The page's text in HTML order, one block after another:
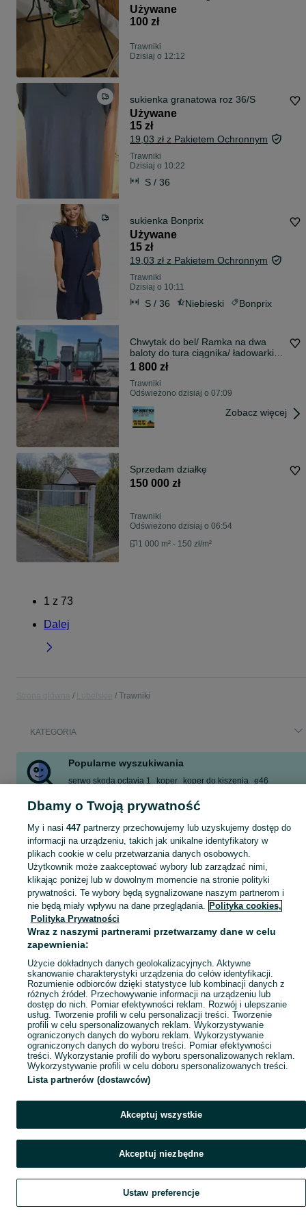
Używane
100 zł
Trawniki
Dzisiaj o 12:12
sukienka granatowa roz 36/S
Używane
15 zł
19,03 zł z Pakietem Ochronnym
Trawniki
Dzisiaj o 10:22
S / 36
sukienka Bonprix
Używane
15 zł
19,03 zł z Pakietem Ochronnym
Trawniki
Dzisiaj o 10:11
S / 36 Niebieski Bonprix
Chwytak do bel/ Ramka na dwa
baloty do tura ciągnika/ ładowarki
teleskopowej Manitou JCB Merlo
dom
1 800 zł
Trawniki
Odświeżono dzisiaj o 07:09
Zobacz więcej
Sprzedam działkę
150 000 zł
Trawniki
Odświeżono dzisiaj o 06:54
1 000 m² - 150 zł/m²
1 z 73
Dalej
Trawniki
KATEGORIA
Popularne wyszukiwania
serwo skoda octavia 1 koper koper do kiszenia e46
Skorzystaj z największego serwisu ogłoszeniowego - Trawniki i okolice! Kupuj to, czego pragniesz i sprzedawaj to, czego już nie potrzebujesz!
Mapa kategorii
Mapa miejscowości
Mapa ministron
Popularne wyszukiwania
Szukaj Obserwujesz Dodaj Czat Konto
Dbamy o Twoją prywatność
My i nasi 447partnerzy przechowujemy lub uzyskujemy dostęp do
informacji na urządzeniu, takich jak unikalne identyfikatory w
plikach cookie w celu przetwarzania danych osobowych.
Użytkownik może zaakceptować wybory lub zarządzać nimi,
klikając poniżej lub w dowolnym momencie na stronie polityki
prywatności. Te wybory będą sygnalizowane naszym partnerom i
nie będą miały wpływu na dane przeglądania. Polityka cookies,
Polityka Prywatności
Wraz z naszymi partnerami przetwarzamy dane w celu
zapewnienia:
Użycie dokładnych danych geolokalizacyjnych. Aktywne
skanowanie charakterystyki urządzenia do celów identyfikacji.
Rozumienie odbiorców dzięki statystyce lub kombinacji danych z
różnych źródeł. Przechowywanie informacji na urządzeniu lub
dostęp do nich. Pomiar efektywności reklam. Rozwój i ulepszanie
usług. Tworzenie profili w celu personalizacji treści. Tworzenie
profili w celu spersonalizowanych reklam. Wykorzystywanie
ograniczonych danych do wyboru reklam. Wykorzystywanie
ograniczonych danych do wyboru treści. Pomiar efektywności
treści. Wykorzystanie profili do wyboru spersonalizowanych reklam.
Wykorzystywanie profili w celu doboru spersonalizowanych treści.
Lista partnerów (dostawców)
Akceptuj wszystkie
Akceptuj niezbędne
Ustaw preferencje